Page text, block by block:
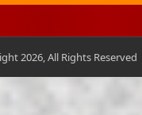
2026, All Rights Reserved